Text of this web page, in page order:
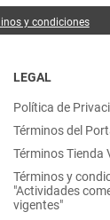
y condiciones
LEGAL
Política de
Términos del
Términos Tienda
Términos y
"Actividades
vigentes"